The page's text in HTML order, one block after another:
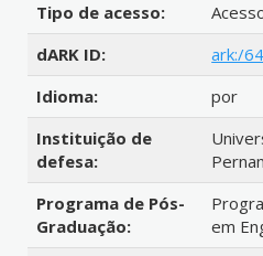
Tipo de acesso:
dARK ID:
ark:/
Idioma:
por
Instituição de
defesa:
Programa de Pós-
Graduação:
em